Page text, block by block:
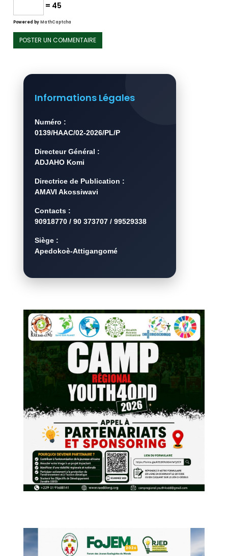
= 45
Powered byMathCaptcha
Informations Légales
Numéro :
0139/HAAC/02-2026/PL/P
Directeur Général :
ADJAHO Komi
Directrice de Publication :
AMAVI Akossiwavi
Contacts :
90918770 / 90 373707 / 99529338
Siège :
Apedokoè-Attigangomé